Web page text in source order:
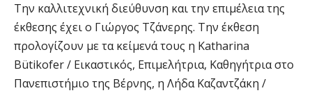
Την καλλιτεχνική διεύθυνση και την επιμέλεια της
έκθεσης έχει ο Γιώργος Τζάνερης. Την έκθεση
προλογίζουν με τα κείμενά τους η Katharina
Bütikofer / Εικαστικός, Επιμελήτρια, Καθηγήτρια στο
Πανεπιστήμιο της Βέρνης, η Λήδα Καζαντζάκη /